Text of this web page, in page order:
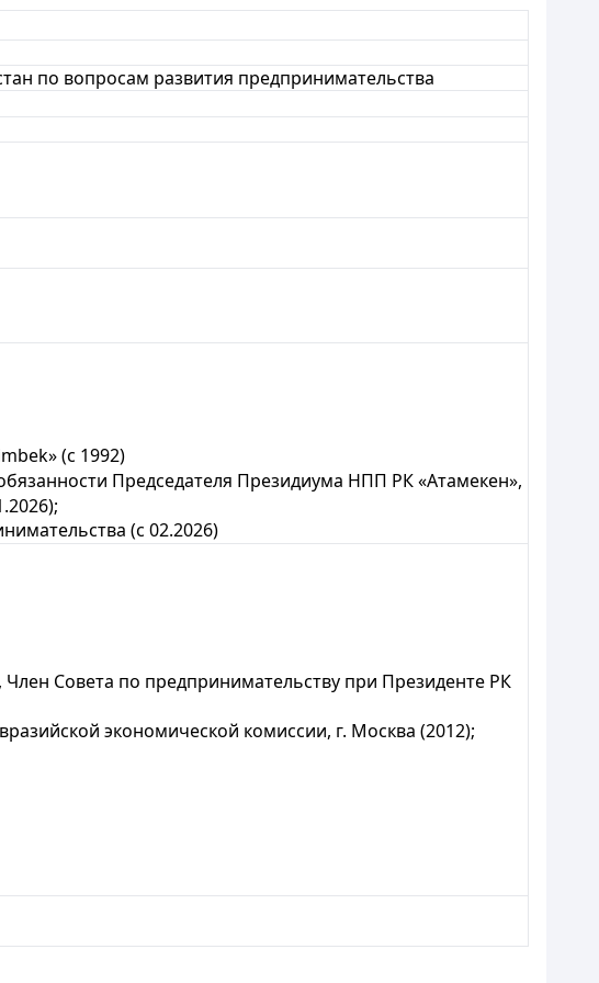
по вопросам развития предпринимательства
(с 1992)
Председателя Президиума НПП РК «Атамекен»,
(с 02.2026)
Совета по предпринимательству при Президенте РК
экономической комиссии, г. Москва (2012);